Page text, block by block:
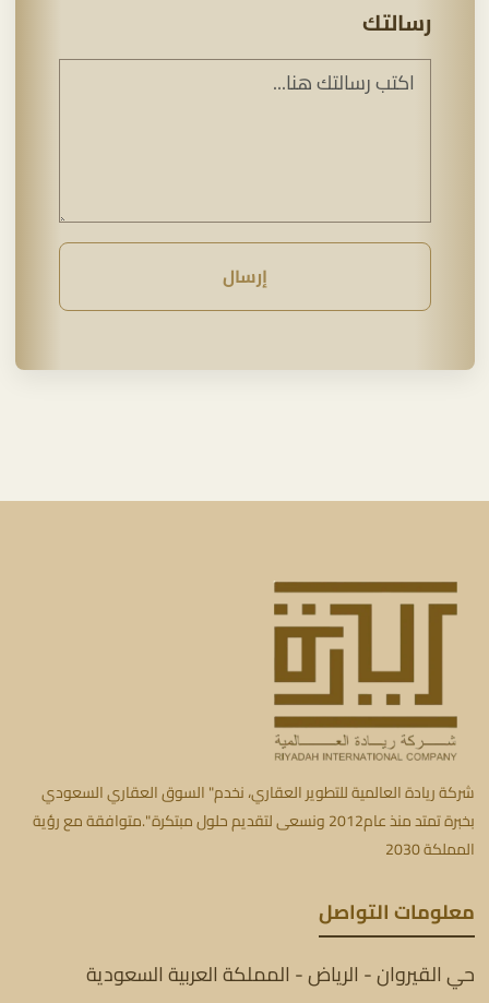
رسالتك
إرسال
شركة ريادة العالمية للتطوير العقاري، نخدم" السوق العقاري السعودي
بخبرة تمتد منذ عام2012 ونسعى لتقديم حلول مبتكرة ".متوافقة مع رؤية
المملكة 2030
معلومات التواصل
حي القيروان - الرياض - المملكة العربية السعودية